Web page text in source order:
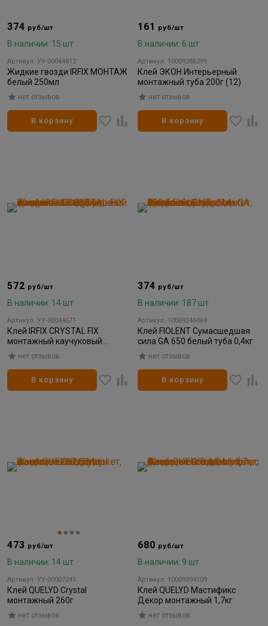
374 руб/шт
В наличии: 15 шт
Артикул: УУ-00044812
Жидкие гвозди IRFIX МОНТАЖ
белый 250мл
нет отзывов
В корзину
161 руб/шт
В наличии: 6 шт
Артикул: 10009286299
Клей ЭКОН Интерьерный
монтажный туба 200г (12)
нет отзывов
В корзину
572 руб/шт
В наличии: 14 шт
Артикул: УУ-00044671
Клей IRFIX CRYSTAL FIX
монтажный каучуковый
прозрачный 310мл
нет отзывов
В корзину
374 руб/шт
В наличии: 187 шт
Артикул: 10009246069
Клей FIOLENT Сумасшедшая
сила GA 650 белый туба 0,4кг
нет отзывов
В корзину
473 руб/шт
В наличии: 14 шт
Артикул: УУ-00007245
Клей QUELYD Crystal
монтажный 260г
нет отзывов
680 руб/шт
В наличии: 9 шт
Артикул: 10009394109
Клей QUELYD Мастификс
Декор монтажный 1,7кг
нет отзывов